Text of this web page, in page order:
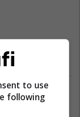
në
(Video)
to use
following